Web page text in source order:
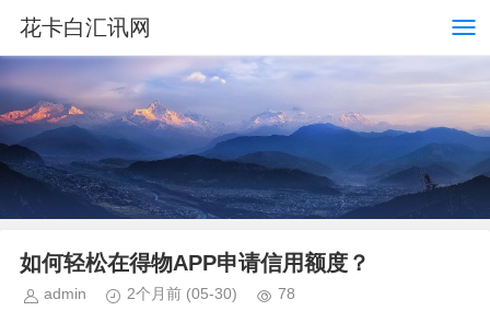
花卡白汇讯网
如何轻松在得物APP申请信用额度？
admin 2个月前 (05-30) 78